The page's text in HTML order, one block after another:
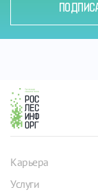
Карьера
Услуги